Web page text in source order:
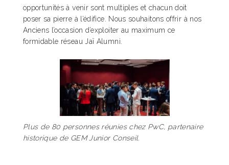
opportunités à venir sont multiples et chacun doit
poser sa pierre à l’édifice. Nous souhaitons offrir à nos
Anciens l’occasion d’exploiter au maximum ce
formidable réseau Jaï Alumni.
Plus de 80 personnes réunies chez PwC, partenaire
historique de GEM Junior Conseil.